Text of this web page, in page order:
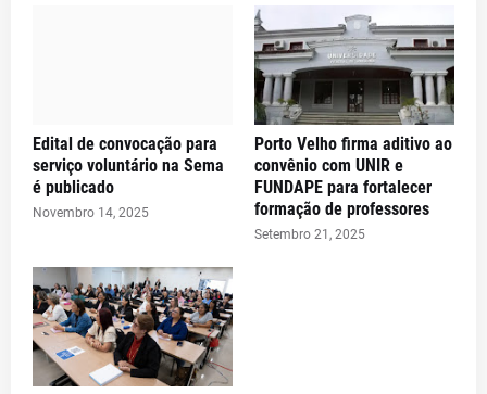
Edital de convocação para
serviço voluntário na Sema
é publicado
Novembro 14, 2025
Porto Velho firma aditivo ao
convênio com UNIR e
FUNDAPE para fortalecer
formação de professores
Setembro 21, 2025